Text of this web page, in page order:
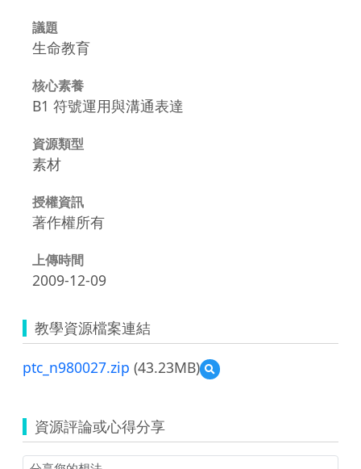
議題
生命教育
核心素養
B1 符號運用與溝通表達
資源類型
素材
授權資訊
著作權所有
上傳時間
2009-12-09
教學資源檔案連結
ptc_n980027.zip (43.23MB)
預
覽
資源評論或心得分享